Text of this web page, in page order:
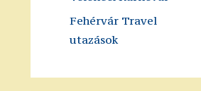
Fehérvár Travel
utazások